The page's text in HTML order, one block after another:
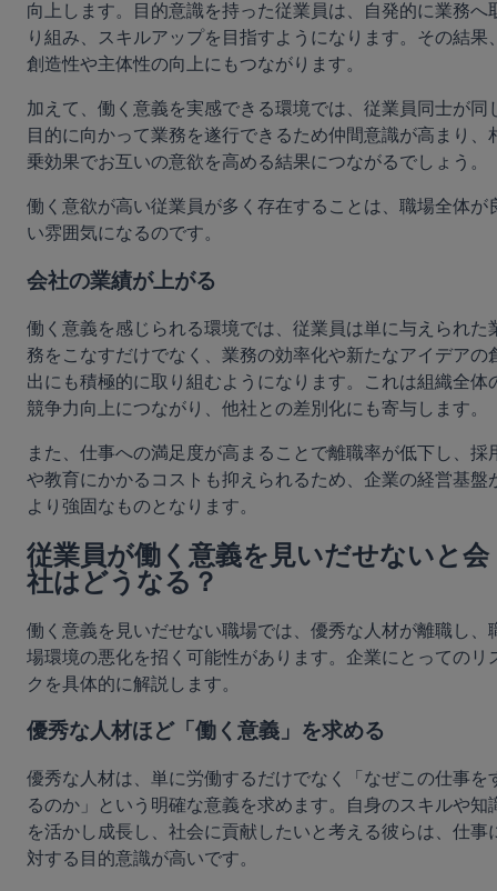
向上します。目的意識を持った従業員は、自発的に業務へ
り組み、スキルアップを目指すようになります。その結果
創造性や主体性の向上にもつながります。
加えて、働く意義を実感できる環境では、従業員同士が同
目的に向かって業務を遂行できるため仲間意識が高まり、
乗効果でお互いの意欲を高める結果につながるでしょう。
働く意欲が高い従業員が多く存在することは、職場全体が
い雰囲気になるのです。
会社の業績が上がる
働く意義を感じられる環境では、従業員は単に与えられた
務をこなすだけでなく、業務の効率化や新たなアイデアの
出にも積極的に取り組むようになります。これは組織全体
競争力向上につながり、他社との差別化にも寄与します。
また、仕事への満足度が高まることで離職率が低下し、採
や教育にかかるコストも抑えられるため、企業の経営基盤
より強固なものとなります。
従業員が働く意義を見いだせないと会
社はどうなる？
働く意義を見いだせない職場では、優秀な人材が離職し、
場環境の悪化を招く可能性があります。企業にとってのリ
クを具体的に解説します。
優秀な人材ほど「働く意義」を求める
優秀な人材は、単に労働するだけでなく「なぜこの仕事を
るのか」という明確な意義を求めます。自身のスキルや知
を活かし成長し、社会に貢献したいと考える彼らは、仕事
対する目的意識が高いです。